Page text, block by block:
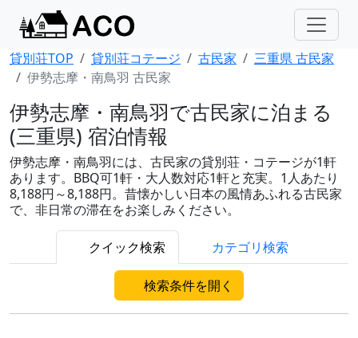
貸別荘TOP 貸別荘コテージ 古民家
三重県 古民家
伊勢志摩・南鳥羽 古民家
伊勢志摩・南鳥羽で古民家に泊まる
(三重県) 宿泊情報
伊勢志摩・南鳥羽には、古民家の貸別荘・コテージが1軒
あります。BBQ可1軒・大人数対応1軒と充実。1人あたり
8,188円～8,188円。昔懐かしい日本の風情あふれる古民家
で、非日常の滞在をお楽しみください。
クイック検索 カテゴリ検索
検索条件を開く